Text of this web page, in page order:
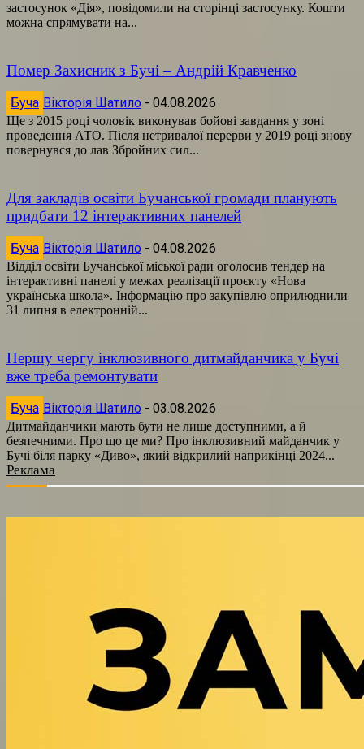
застосунок «Дія», повідомили на сторінці застосунку. Кошти
можна спрямувати на...
Помер Захисник з Бучі – Андрій Кравченко
Буча Вікторія Шатило - 04.08.2026
Ще з 2015 році чоловік виконував бойові завдання у зоні
проведення АТО. Після нетривалої перерви у 2019 році знову
повернувся до лав Збройних сил...
Для закладів освіти Бучанської громади планують
придбати 12 інтерактивних панелей
Буча Вікторія Шатило - 04.08.2026
Відділ освіти Бучанської міської ради оголосив тендер на
інтерактивні панелі у межах реалізації проєкту «Нова
українська школа». Інформацію про закупівлю оприлюднили
31 липня в електронній...
Першу чергу інклюзивного дитмайданчика у Бучі
вже треба ремонтувати
Буча Вікторія Шатило - 03.08.2026
Дитмайданчики мають бути не лише доступними, а й
безпечними. Про що це ми? Про інклюзивний майданчик у
Бучі біля парку «Диво», який відкрилий наприкінці 2024...
Реклама